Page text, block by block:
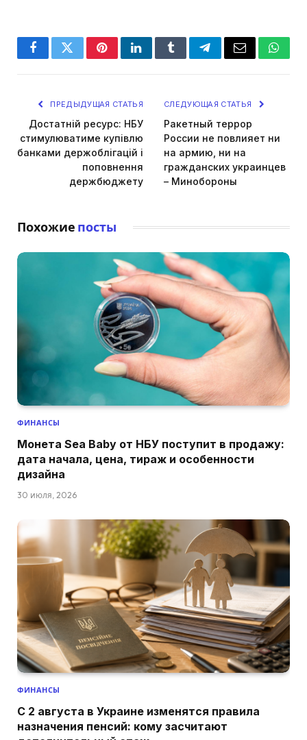
FacebookTwitterPinterestLinkedInTumblrTelegramEmail
ПРЕДЫДУЩАЯ СТАТЬЯ
Достатній ресурс: НБУ
стимулюватиме купівлю
банками держоблігацій і
поповнення
держбюджету
СЛЕДУЮЩАЯ СТАТЬЯ
Ракетный террор
России не повлияет ни
на армию, ни на
гражданских украинцев
– Минобороны
Похожие посты
ФИНАНСЫ
Монета Sea Baby от НБУ поступит в продажу:
дата начала, цена, тираж и особенности
дизайна
30 июля, 2026
ФИНАНСЫ
С 2 августа в Украине изменятся правила
назначения пенсий: кому засчитают